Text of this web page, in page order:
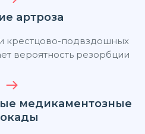
артроза
крестцово-подвздошных
вероятность резорбции
медикаментозные